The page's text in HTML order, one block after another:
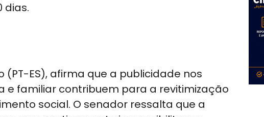
dias.
ES), afirma que a publicidade nos
e familiar contribuem para a revitimização
social. O senador ressalta que a